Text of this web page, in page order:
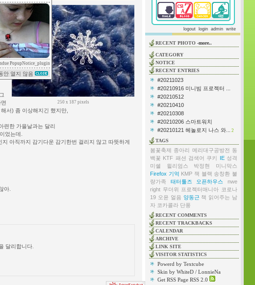
PopupNotice_plugin
안 열지 않음
250 x 187 pixels
서) 좀 이상해지긴 했지만,
련한 가을날과는 달리
었는데.
아직까지 감기다운 감기한번 걸리지 않고 따뜻하게
아.
달리합니다.
logout login admin write
RECENT PHOTO -more..
CATEGORY
NOTICE
RECENT ENTRIES
#20211023
#20210916 미니빔 프로젝터 ...
#20210512
#20210410
#20210308
#20210206 스마트워치
#20210121 헤놀로지 나스 와...
2
TAGS
봄꽃축제 종아리 메리대구공방전 동
백꽃 KTF 패션 검색어 쿠키 IE 성격
미쉘 윌리엄스
박정현
미니막스
Firefox 기억 KMP 잭 블랙 송창환 불
량가족
태터툴즈 오픈하우스
nwe
right 무더위 프로젝터매니아 코로나
19 오윤 얼음 양동근 책 읽어주는 남
자 코카콜라 단풍
RECENT COMMENTS
RECENT TRACKBACKS
CALENDAR
ARCHIVE
LINK SITE
VISITOR STATISTICS
Powerd by Textcube
Skin by WhiteD / LonnieNa
Get RSS Page RSS 2.0